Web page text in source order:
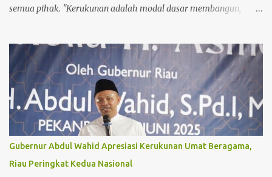
semua pihak. "Kerukunan adalah modal dasar membangun,
Gubri saat menghadiri acara penyembelihan hewan kurban oleh
Forum Kerukunan Umat Beragama (FKUB) di Kantor Badan
Kesatuan Bangsa dan Politik (Kesbangpol) Provinsi Riau, Senin
(9/6/2025). Provinsi Riau saat ini menempati posisi kedua dalam
Indeks Kerukunan Umat Beragama secara nasional. Gubri
sampaikan, merawat kerukunan sama pentingnya dengan
mencapai kerukunan itu sendiri. "Kerukunan bukan hanya untuk
diri sendiri, tapi juga kita wariskan ke anak dan cucu supaya tidak
ada lagi perbedaan di antara kita," ungkapnya. Gubri tekankan,
Gubernur Abdul Wahid Apresiasi Kerukunan Umat Beragama,
Riau Peringkat Kedua Nasional